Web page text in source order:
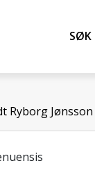
universitet
Søk
Ryborg Jønsson